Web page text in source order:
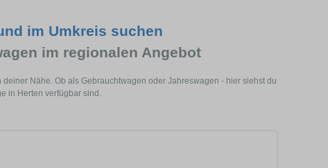
im Umkreis suchen
im regionalen Angebot
Nähe. Ob als Gebrauchtwagen oder Jahreswagen - hier siehst du
in Herten verfügbar sind.